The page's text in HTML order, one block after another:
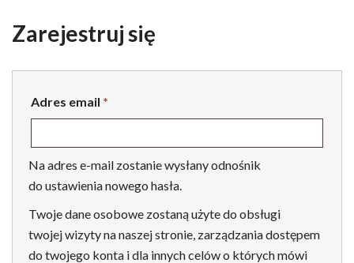
Zarejestruj się
Adres email *
Na adres e-mail zostanie wysłany odnośnik
do ustawienia nowego hasła.
Twoje dane osobowe zostaną użyte do obsługi
twojej wizyty na naszej stronie, zarządzania dostępem
do twojego konta i dla innych celów o których mówi